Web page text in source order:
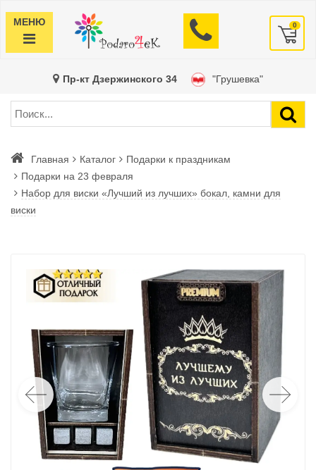
МЕНЮ 0
Пр-кт Дзержинского 34 "Грушевка"
Главная Каталог
Подарки к праздникам
Подарки на 23 февраля
Набор для виски «Лучший из лучших» бокал, камни для
виски